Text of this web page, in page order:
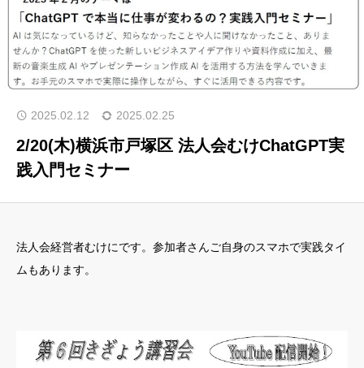
2025.02.12 2025.02.25
2/20(木)横浜市戸塚区 法人会むけChatGPT実
践入門セミナー
法人会経営者むけにです。参加者さんご自身のスマホで実践タイ
ムもあります。
お客様・受講者様の声
お問い合わせ
代表挨拶
サービス
なんくるないさーラボ